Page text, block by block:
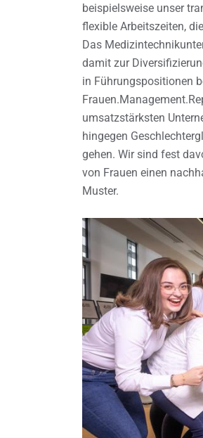
beispielsweise unser
flexible Arbeitszeiten,
Das
damit zur
in Führungspositionen
umsatzstärksten
hingegen
gehen. Wir sind fest
von Frauen einen
Muster.